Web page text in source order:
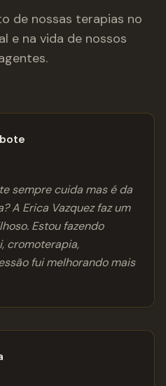
de nossas terapias no
e na vida de nossos
sempre cuida mas é da
A Erica Vazquez faz um
Estou fazendo
cromoterapia,
fui melhorando mais